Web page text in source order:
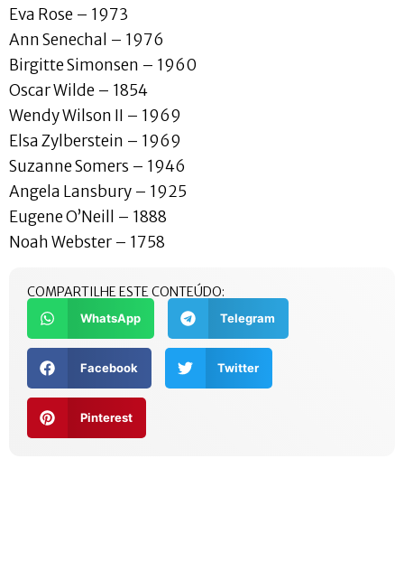
Eva Rose – 1973
Ann Senechal – 1976
Birgitte Simonsen – 1960
Oscar Wilde – 1854
Wendy Wilson II – 1969
Elsa Zylberstein – 1969
Suzanne Somers – 1946
Angela Lansbury – 1925
Eugene O’Neill – 1888
Noah Webster – 1758
COMPARTILHE ESTE CONTEÚDO:
WhatsApp Telegram
Facebook Twitter
Pinterest